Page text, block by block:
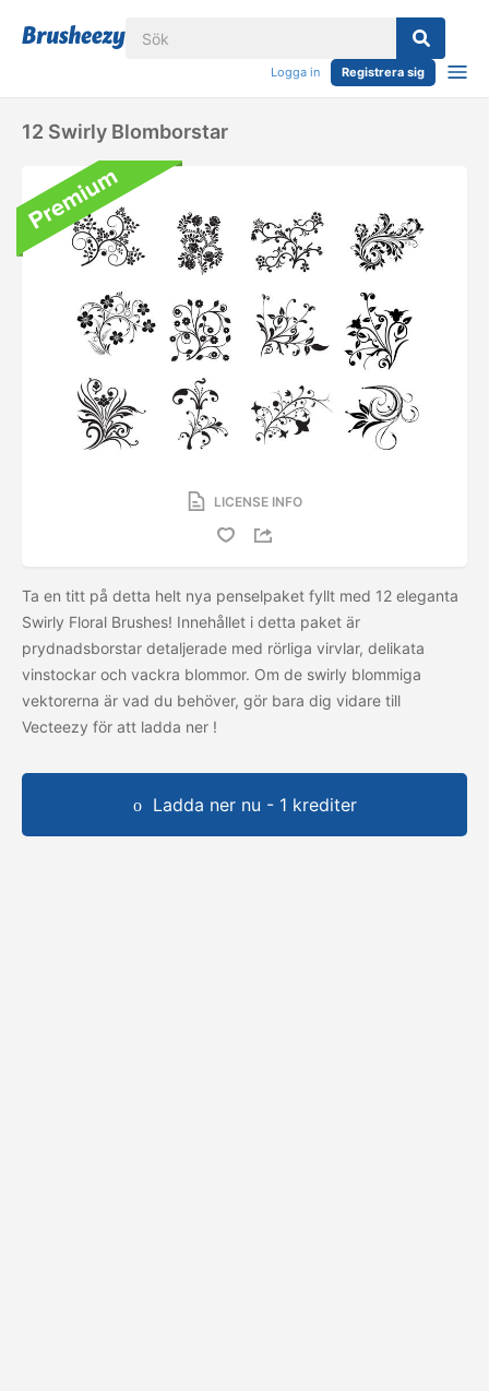
Logga in Registrera sig
12 Swirly Blomborstar
LICENSE INFO
Ta en titt på detta helt nya penselpaket fyllt med 12 eleganta
Swirly Floral Brushes! Innehållet i detta paket är
prydnadsborstar detaljerade med rörliga virvlar, delikata
vinstockar och vackra blommor. Om de swirly blommiga
vektorerna är vad du behöver, gör bara dig vidare till
Vecteezy för att ladda ner !
Ladda ner nu - 1 krediter